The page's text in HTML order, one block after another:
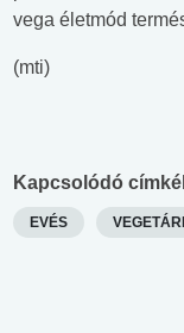
vega életmód
(mti)
Kapcsolódó
EVÉS